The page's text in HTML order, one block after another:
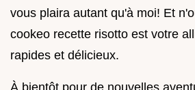
vous plaira autant qu'à moi! Et
cookeo recette risotto est votre
rapides et délicieux.